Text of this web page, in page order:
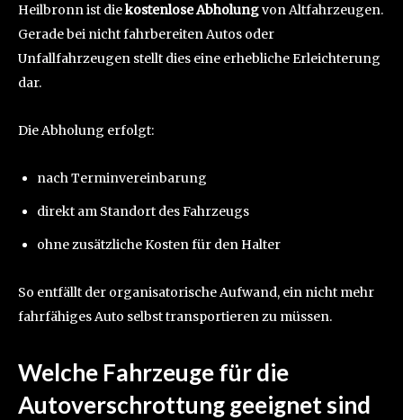
Heilbronn ist diekostenlose Abholungvon Altfahrzeugen.
Gerade bei nicht fahrbereiten Autos oder
Unfallfahrzeugen stellt dies eine erhebliche Erleichterung
dar.
Die Abholung erfolgt:
nach Terminvereinbarung
direkt am Standort des Fahrzeugs
ohne zusätzliche Kosten für den Halter
So entfällt der organisatorische Aufwand, ein nicht mehr
fahrfähiges Auto selbst transportieren zu müssen.
Welche Fahrzeuge für die
Autoverschrottung geeignet sind